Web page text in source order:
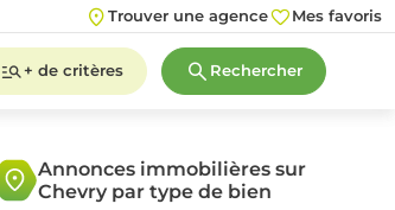
Trouver une agence Mes favoris
5+
+ de critères Rechercher
Annonces immobilières sur
Chevry par type de bien